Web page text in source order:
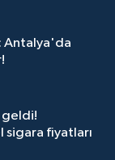
Antalya'da
geldi!
fiyatları